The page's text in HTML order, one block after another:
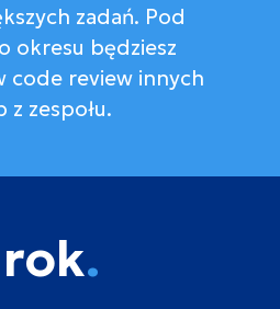
zadań. Pod
okresu będziesz
code review innych
z zespołu.
.